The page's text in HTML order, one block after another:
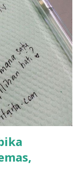
beli barang
tu biasalah kan
sampai masuk
kami ni bahagi-
biasanya aku akan
yang abg
la pulak.. tapi
ajer rebeh